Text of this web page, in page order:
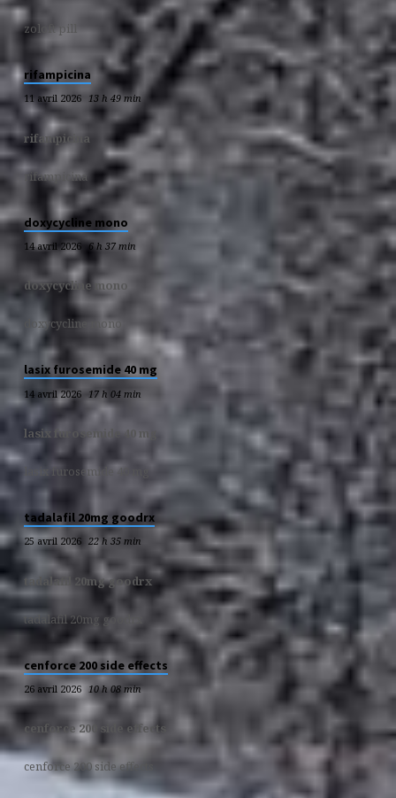
zoloft pill
rifampicina
11 avril 2026 13 h 49 min
rifampicina
rifampicina
doxycycline mono
14 avril 2026 6 h 37 min
doxycycline mono
doxycycline mono
lasix furosemide 40 mg
14 avril 2026 17 h 04 min
lasix furosemide 40 mg
lasix furosemide 40 mg
tadalafil 20mg goodrx
25 avril 2026 22 h 35 min
tadalafil 20mg goodrx
tadalafil 20mg goodrx
cenforce 200 side effects
26 avril 2026 10 h 08 min
cenforce 200 side effects
cenforce 200 side effects